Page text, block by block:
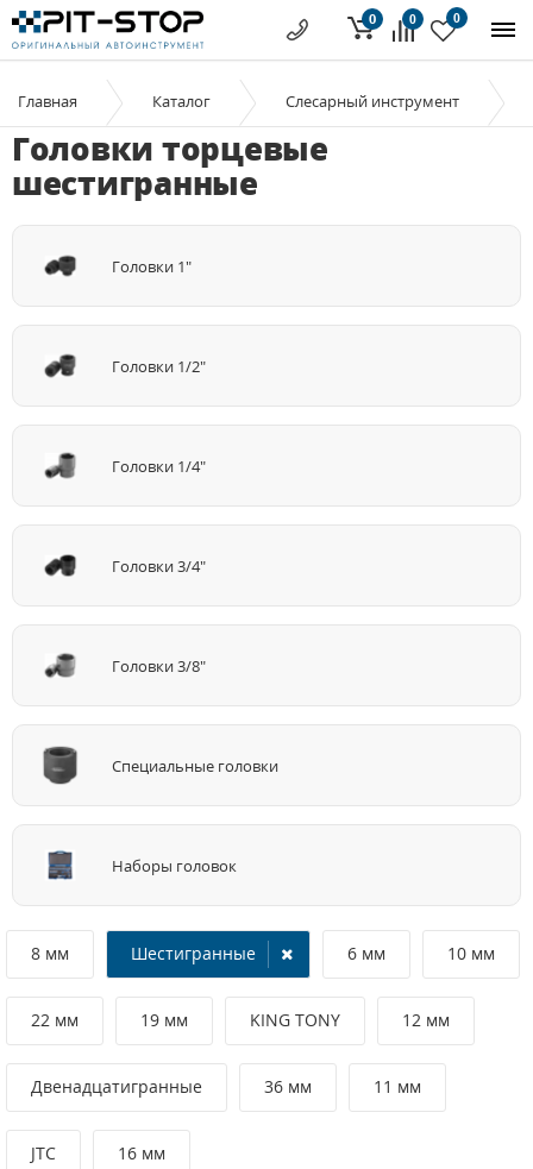
0 0
0
Главная Каталог Слесарный инструмент
Головки торцевые
шестигранные
Головки 1"
Головки 1/2"
Головки 1/4"
Головки 3/4"
Головки 3/8"
Специальные головки
Наборы головок
8 мм Шестигранные 6 мм 10 мм
22 мм 19 мм KING TONY 12 мм
Двенадцатигранные 36 мм 11 мм
JTC 16 мм